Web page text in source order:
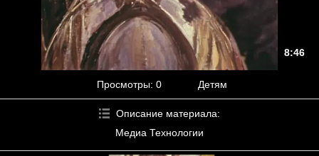
8:46
Просмотры: 0 Детям
Описание материала:
Медиа Технологии